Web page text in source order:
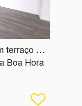
Apartamento T3 novo com terraço privado vista ria ultimo andar - Praia da Vagueira
Boa Hora